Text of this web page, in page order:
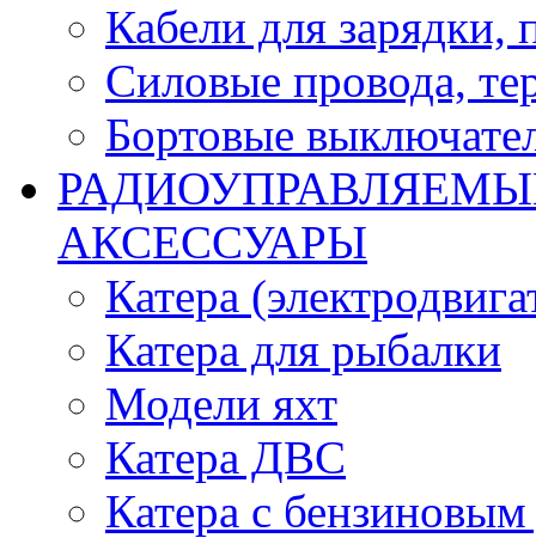
Кабели для зарядки,
Силовые провода,
Бортовые
АКСЕССУАРЫ
Катера
Катера для рыбалки
Модели яхт
Катера ДВС
Катера с бензиновым